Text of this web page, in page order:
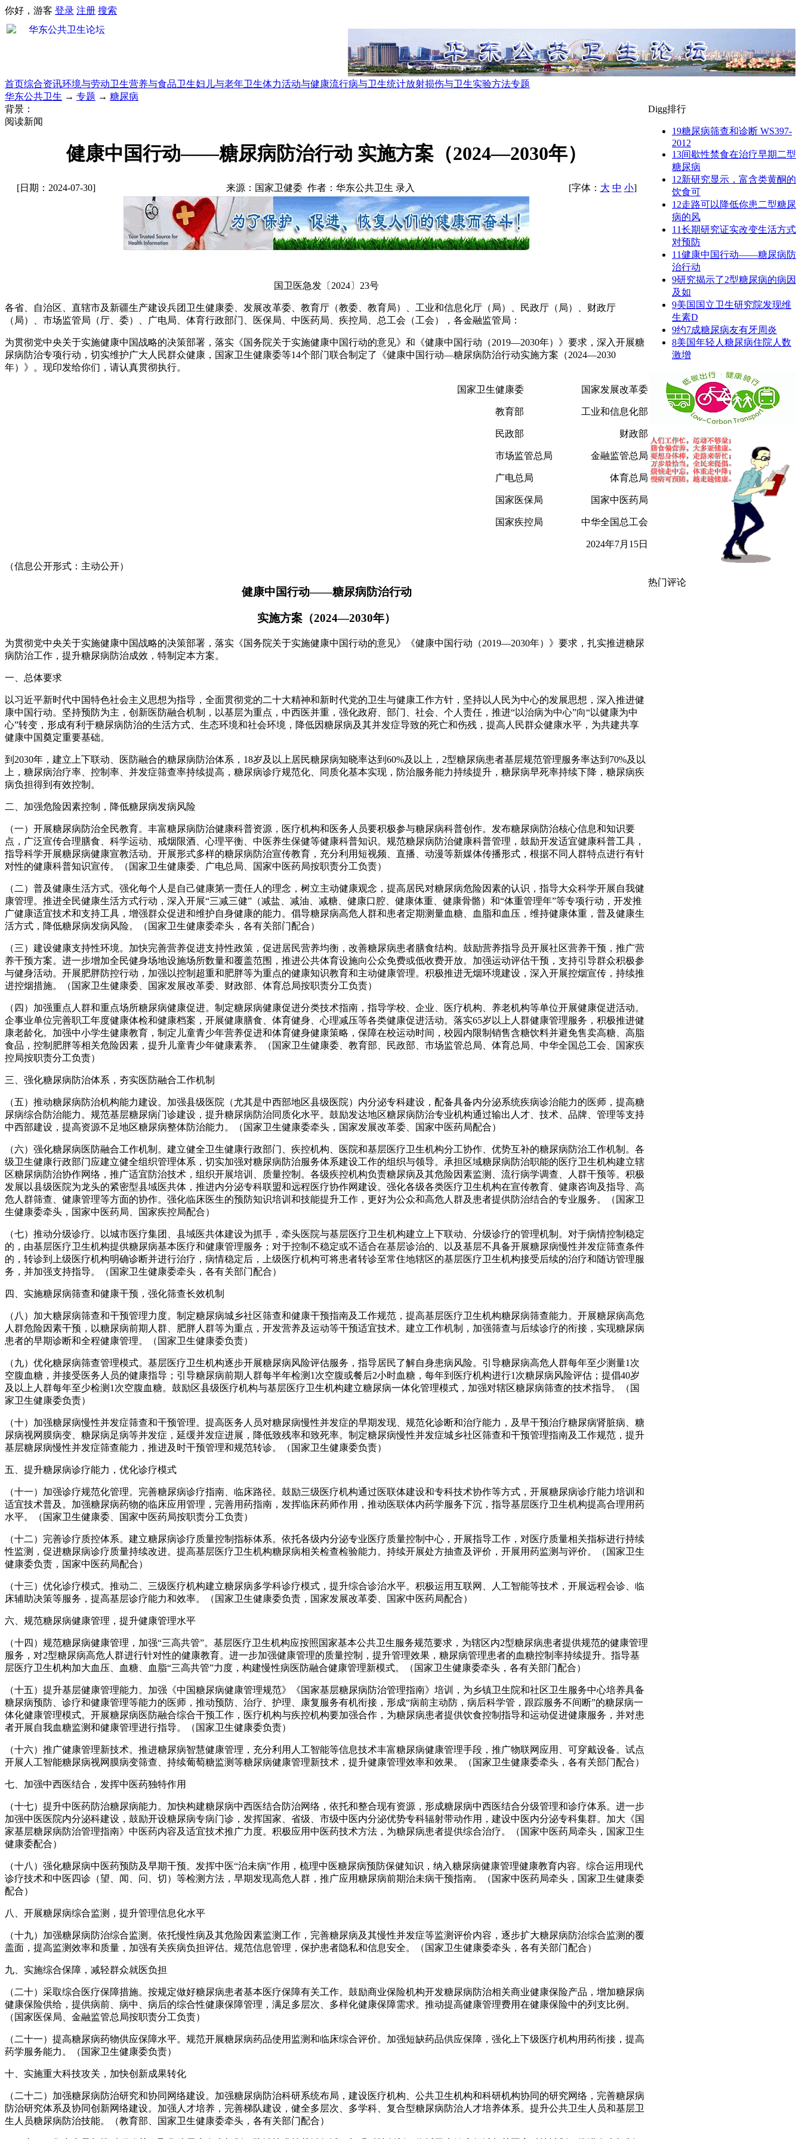
你好，游客 登录 注册 搜索
首页综合资讯环境与劳动卫生营养与食品卫生妇儿与老年卫生体力活动与健康流行病与卫生统计放射损伤与卫生实验方法专题
华东公共卫生 → 专题 → 糖尿病
背景：
阅读新闻
健康中国行动——糖尿病防治行动 实施方案（2024—2030年）
[日期：2024-07-30] 来源：国家卫健委 作者：华东公共卫生 录入 [字体： 大 中 小]
国卫医急发〔2024〕23号
各省、自治区、直辖市及新疆生产建设兵团卫生健康委、发展改革委、教育厅（教委、教育局）、工业和信息化厅（局）、民政厅（局）、财政厅
（局）、市场监管局（厅、委）、广电局、体育行政部门、医保局、中医药局、疾控局、总工会（工会），各金融监管局：
为贯彻党中央关于实施健康中国战略的决策部署，落实《国务院关于实施健康中国行动的意见》和《健康中国行动（2019—2030年）》要求，深入开展糖
尿病防治专项行动，切实维护广大人民群众健康，国家卫生健康委等14个部门联合制定了《健康中国行动—糖尿病防治行动实施方案（2024—2030
年）》。现印发给你们，请认真贯彻执行。
国家卫生健康委 国家发展改革委
教育部 工业和信息化部
民政部 财政部
市场监管总局 金融监管总局
广电总局 体育总局
国家医保局 国家中医药局
国家疾控局 中华全国总工会
2024年7月15日
（信息公开形式：主动公开）
健康中国行动——糖尿病防治行动
实施方案（2024—2030年）
为贯彻党中央关于实施健康中国战略的决策部署，落实《国务院关于实施健康中国行动的意见》《健康中国行动（2019—2030年）》要求，扎实推进糖尿
病防治工作，提升糖尿病防治成效，特制定本方案。
一、总体要求
以习近平新时代中国特色社会主义思想为指导，全面贯彻党的二十大精神和新时代党的卫生与健康工作方针，坚持以人民为中心的发展思想，深入推进健
康中国行动。坚持预防为主，创新医防融合机制，以基层为重点，中西医并重，强化政府、部门、社会、个人责任，推进“以治病为中心”向“以健康为中
心”转变，形成有利于糖尿病防治的生活方式、生态环境和社会环境，降低因糖尿病及其并发症导致的死亡和伤残，提高人民群众健康水平，为共建共享
健康中国奠定重要基础。
到2030年，建立上下联动、医防融合的糖尿病防治体系，18岁及以上居民糖尿病知晓率达到60%及以上，2型糖尿病患者基层规范管理服务率达到70%及以
上，糖尿病治疗率、控制率、并发症筛查率持续提高，糖尿病诊疗规范化、同质化基本实现，防治服务能力持续提升，糖尿病早死率持续下降，糖尿病疾
病负担得到有效控制。
二、加强危险因素控制，降低糖尿病发病风险
（一）开展糖尿病防治全民教育。丰富糖尿病防治健康科普资源，医疗机构和医务人员要积极参与糖尿病科普创作。发布糖尿病防治核心信息和知识要
点，广泛宣传合理膳食、科学运动、戒烟限酒、心理平衡、中医养生保健等健康科普知识。规范糖尿病防治健康科普管理，鼓励开发适宜健康科普工具，
指导科学开展糖尿病健康宣教活动。开展形式多样的糖尿病防治宣传教育，充分利用短视频、直播、动漫等新媒体传播形式，根据不同人群特点进行有针
对性的健康科普知识宣传。（国家卫生健康委、广电总局、国家中医药局按职责分工负责）
（二）普及健康生活方式。强化每个人是自己健康第一责任人的理念，树立主动健康观念，提高居民对糖尿病危险因素的认识，指导大众科学开展自我健
康管理。推进全民健康生活方式行动，深入开展“三减三健”（减盐、减油、减糖、健康口腔、健康体重、健康骨骼）和“体重管理年”等专项行动，开发推
广健康适宜技术和支持工具，增强群众促进和维护自身健康的能力。倡导糖尿病高危人群和患者定期测量血糖、血脂和血压，维持健康体重，普及健康生
活方式，降低糖尿病发病风险。（国家卫生健康委牵头，各有关部门配合）
（三）建设健康支持性环境。加快完善营养促进支持性政策，促进居民营养均衡，改善糖尿病患者膳食结构。鼓励营养指导员开展社区营养干预，推广营
养干预方案。进一步增加全民健身场地设施场所数量和覆盖范围，推进公共体育设施向公众免费或低收费开放。加强运动评估干预，支持引导群众积极参
与健身活动。开展肥胖防控行动，加强以控制超重和肥胖等为重点的健康知识教育和主动健康管理。积极推进无烟环境建设，深入开展控烟宣传，持续推
进控烟措施。（国家卫生健康委、国家发展改革委、财政部、体育总局按职责分工负责）
（四）加强重点人群和重点场所糖尿病健康促进。制定糖尿病健康促进分类技术指南，指导学校、企业、医疗机构、养老机构等单位开展健康促进活动。
企事业单位完善职工年度健康体检和健康档案，开展健康膳食、体育健身、心理减压等各类健康促进活动。落实65岁以上人群健康管理服务，积极推进健
康老龄化。加强中小学生健康教育，制定儿童青少年营养促进和体育健身健康策略，保障在校运动时间，校园内限制销售含糖饮料并避免售卖高糖、高脂
食品，控制肥胖等相关危险因素，提升儿童青少年健康素养。（国家卫生健康委、教育部、民政部、市场监管总局、体育总局、中华全国总工会、国家疾
控局按职责分工负责）
三、强化糖尿病防治体系，夯实医防融合工作机制
（五）推动糖尿病防治机构能力建设。加强县级医院（尤其是中西部地区县级医院）内分泌专科建设，配备具备内分泌系统疾病诊治能力的医师，提高糖
尿病综合防治能力。规范基层糖尿病门诊建设，提升糖尿病防治同质化水平。鼓励发达地区糖尿病防治专业机构通过输出人才、技术、品牌、管理等支持
中西部建设，提高资源不足地区糖尿病整体防治能力。（国家卫生健康委牵头，国家发展改革委、国家中医药局配合）
（六）强化糖尿病医防融合工作机制。建立健全卫生健康行政部门、疾控机构、医院和基层医疗卫生机构分工协作、优势互补的糖尿病防治工作机制。各
级卫生健康行政部门应建立健全组织管理体系，切实加强对糖尿病防治服务体系建设工作的组织与领导。承担区域糖尿病防治职能的医疗卫生机构建立辖
区糖尿病防治协作网络，推广适宜防治技术，组织开展培训、质量控制。各级疾控机构负责糖尿病及其危险因素监测、流行病学调查、人群干预等。积极
发展以县级医院为龙头的紧密型县域医共体，推进内分泌专科联盟和远程医疗协作网建设。强化各级各类医疗卫生机构在宣传教育、健康咨询及指导、高
危人群筛查、健康管理等方面的协作。强化临床医生的预防知识培训和技能提升工作，更好为公众和高危人群及患者提供防治结合的专业服务。（国家卫
生健康委牵头，国家中医药局、国家疾控局配合）
（七）推动分级诊疗。以城市医疗集团、县域医共体建设为抓手，牵头医院与基层医疗卫生机构建立上下联动、分级诊疗的管理机制。对于病情控制稳定
的，由基层医疗卫生机构提供糖尿病基本医疗和健康管理服务；对于控制不稳定或不适合在基层诊治的、以及基层不具备开展糖尿病慢性并发症筛查条件
的，转诊到上级医疗机构明确诊断并进行治疗，病情稳定后，上级医疗机构可将患者转诊至常住地辖区的基层医疗卫生机构接受后续的治疗和随访管理服
务，并加强支持指导。（国家卫生健康委牵头，各有关部门配合）
四、实施糖尿病筛查和健康干预，强化筛查长效机制
（八）加大糖尿病筛查和干预管理力度。制定糖尿病城乡社区筛查和健康干预指南及工作规范，提高基层医疗卫生机构糖尿病筛查能力。开展糖尿病高危
人群危险因素干预，以糖尿病前期人群、肥胖人群等为重点，开发营养及运动等干预适宜技术。建立工作机制，加强筛查与后续诊疗的衔接，实现糖尿病
患者的早期诊断和全程健康管理。（国家卫生健康委负责）
（九）优化糖尿病筛查管理模式。基层医疗卫生机构逐步开展糖尿病风险评估服务，指导居民了解自身患病风险。引导糖尿病高危人群每年至少测量1次
空腹血糖，并接受医务人员的健康指导；引导糖尿病前期人群每半年检测1次空腹或餐后2小时血糖，每年到医疗机构进行1次糖尿病风险评估；提倡40岁
及以上人群每年至少检测1次空腹血糖。鼓励区县级医疗机构与基层医疗卫生机构建立糖尿病一体化管理模式，加强对辖区糖尿病筛查的技术指导。（国
家卫生健康委负责）
（十）加强糖尿病慢性并发症筛查和干预管理。提高医务人员对糖尿病慢性并发症的早期发现、规范化诊断和治疗能力，及早干预治疗糖尿病肾脏病、糖
尿病视网膜病变、糖尿病足病等并发症，延缓并发症进展，降低致残率和致死率。制定糖尿病慢性并发症城乡社区筛查和干预管理指南及工作规范，提升
基层糖尿病慢性并发症筛查能力，推进及时干预管理和规范转诊。（国家卫生健康委负责）
五、提升糖尿病诊疗能力，优化诊疗模式
（十一）加强诊疗规范化管理。完善糖尿病诊疗指南、临床路径。鼓励三级医疗机构通过医联体建设和专科技术协作等方式，开展糖尿病诊疗能力培训和
适宜技术普及。加强糖尿病药物的临床应用管理，完善用药指南，发挥临床药师作用，推动医联体内药学服务下沉，指导基层医疗卫生机构提高合理用药
水平。（国家卫生健康委、国家中医药局按职责分工负责）
（十二）完善诊疗质控体系。建立糖尿病诊疗质量控制指标体系。依托各级内分泌专业医疗质量控制中心，开展指导工作，对医疗质量相关指标进行持续
性监测，促进糖尿病诊疗质量持续改进。提高基层医疗卫生机构糖尿病相关检查检验能力。持续开展处方抽查及评价，开展用药监测与评价。（国家卫生
健康委负责，国家中医药局配合）
（十三）优化诊疗模式。推动二、三级医疗机构建立糖尿病多学科诊疗模式，提升综合诊治水平。积极运用互联网、人工智能等技术，开展远程会诊、临
床辅助决策等服务，提高基层诊疗能力和效率。（国家卫生健康委负责，国家发展改革委、国家中医药局配合）
六、规范糖尿病健康管理，提升健康管理水平
（十四）规范糖尿病健康管理，加强“三高共管”。基层医疗卫生机构应按照国家基本公共卫生服务规范要求，为辖区内2型糖尿病患者提供规范的健康管理
服务，对2型糖尿病高危人群进行针对性的健康教育。进一步加强健康管理的质量控制，提升管理效果，糖尿病管理患者的血糖控制率持续提升。指导基
层医疗卫生机构加大血压、血糖、血脂“三高共管”力度，构建慢性病医防融合健康管理新模式。（国家卫生健康委牵头，各有关部门配合）
（十五）提升基层健康管理能力。加强《中国糖尿病健康管理规范》《国家基层糖尿病防治管理指南》培训，为乡镇卫生院和社区卫生服务中心培养具备
糖尿病预防、诊疗和健康管理等能力的医师，推动预防、治疗、护理、康复服务有机衔接，形成“病前主动防，病后科学管，跟踪服务不间断”的糖尿病一
体化健康管理模式。开展糖尿病医防融合综合干预工作，医疗机构与疾控机构要加强合作，为糖尿病患者提供饮食控制指导和运动促进健康服务，并对患
者开展自我血糖监测和健康管理进行指导。（国家卫生健康委负责）
（十六）推广健康管理新技术。推进糖尿病智慧健康管理，充分利用人工智能等信息技术丰富糖尿病健康管理手段，推广物联网应用、可穿戴设备。试点
开展人工智能糖尿病视网膜病变筛查、持续葡萄糖监测等糖尿病健康管理新技术，提升健康管理效率和效果。（国家卫生健康委牵头，各有关部门配合）
七、加强中西医结合，发挥中医药独特作用
（十七）提升中医药防治糖尿病能力。加快构建糖尿病中西医结合防治网络，依托和整合现有资源，形成糖尿病中西医结合分级管理和诊疗体系。进一步
加强中医医院内分泌科建设，鼓励开设糖尿病专病门诊，发挥国家、省级、市级中医内分泌优势专科辐射带动作用，建设中医内分泌专科集群。加大《国
家基层糖尿病防治管理指南》中医药内容及适宜技术推广力度。积极应用中医药技术方法，为糖尿病患者提供综合治疗。（国家中医药局牵头，国家卫生
健康委配合）
（十八）强化糖尿病中医药预防及早期干预。发挥中医“治未病”作用，梳理中医糖尿病预防保健知识，纳入糖尿病健康管理健康教育内容。综合运用现代
诊疗技术和中医四诊（望、闻、问、切）等检测方法，早期发现高危人群，推广应用糖尿病前期治未病干预指南。（国家中医药局牵头，国家卫生健康委
配合）
八、开展糖尿病综合监测，提升管理信息化水平
（十九）加强糖尿病防治综合监测。依托慢性病及其危险因素监测工作，完善糖尿病及其慢性并发症等监测评价内容，逐步扩大糖尿病防治综合监测的覆
盖面，提高监测效率和质量，加强有关疾病负担评估。规范信息管理，保护患者隐私和信息安全。（国家卫生健康委牵头，各有关部门配合）
九、实施综合保障，减轻群众就医负担
（二十）采取综合医疗保障措施。按规定做好糖尿病患者基本医疗保障有关工作。鼓励商业保险机构开发糖尿病防治相关商业健康保险产品，增加糖尿病
健康保险供给，提供病前、病中、病后的综合性健康保障管理，满足多层次、多样化健康保障需求。推动提高健康管理费用在健康保险中的列支比例。
（国家医保局、金融监管总局按职责分工负责）
（二十一）提高糖尿病药物供应保障水平。规范开展糖尿病药品使用监测和临床综合评价。加强短缺药品供应保障，强化上下级医疗机构用药衔接，提高
药学服务能力。（国家卫生健康委负责）
十、实施重大科技攻关，加快创新成果转化
（二十二）加强糖尿病防治研究和协同网络建设。加强糖尿病防治科研系统布局，建设医疗机构、公共卫生机构和科研机构协同的研究网络，完善糖尿病
防治研究体系及协同创新网络建设。加强人才培养，完善梯队建设，健全多层次、多学科、复合型糖尿病防治人才培养体系。提升公共卫生人员和基层卫
生人员糖尿病防治技能。（教育部、国家卫生健康委牵头，各有关部门配合）
Digg排行
19糖尿病筛查和诊断 WS397-
2012
13间歇性禁食在治疗早期二型
糖尿病
12新研究显示，富含类黄酮的
饮食可
12走路可以降低你患二型糖尿
病的风
11长期研究证实改变生活方式
对预防
11健康中国行动——糖尿病防
治行动
9研究揭示了2型糖尿病的病因
及如
9美国国立卫生研究院发现维
生素D
9约7成糖尿病友有牙周炎
8美国年轻人糖尿病住院人数
激增
热门评论